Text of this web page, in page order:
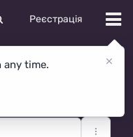
Реєстрація
any time.